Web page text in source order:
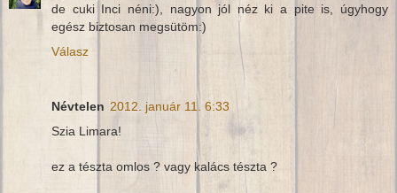
de cuki Inci néni:), nagyon jól néz ki a pite is, úgyhogy
egész biztosan megsütöm:)
Válasz
Névtelen 2012. január 11. 6:33
Szia Limara!
ez a tészta omlos ? vagy kalács tészta ?